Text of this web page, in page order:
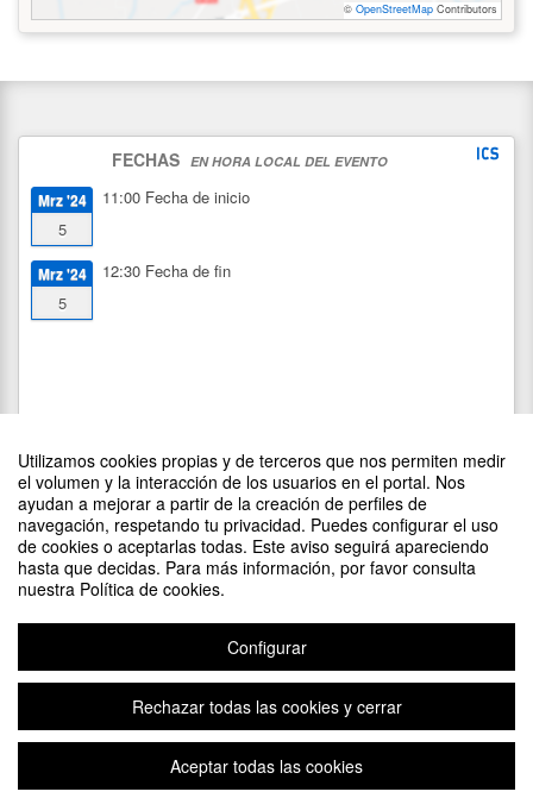
Utilizamos cookies propias y de terceros que nos permiten medir
el volumen y la interacción de los usuarios en el portal. Nos
ayudan a mejorar a partir de la creación de perfiles de
navegación, respetando tu privacidad. Puedes configurar el uso
de cookies o aceptarlas todas. Este aviso seguirá apareciendo
hasta que decidas. Para más información, por favor consulta
nuestra Política de cookies.
Configurar
Rechazar todas las cookies y cerrar
Aceptar todas las cookies
© OpenStreetMap Contributors
FECHAS EN HORA LOCAL DEL EVENTO
Mrz '24
5
11:00 Fecha de inicio
Mrz '24
5
12:30 Fecha de fin
DIFUNDE TU EVENTO PONIENDO EL SIGUIENTE CÓDIGO
EN TU SITIO
Copyright © 2026